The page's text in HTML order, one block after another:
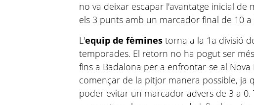
no va deixar escapar l'avantatge inicial de
els 3 punts amb un marcador final de 10 a
L'equip de fèminestorna a la 1a divisió
temporades. El retorn no ha pogut ser
fins a Badalona per a enfrontar-se al Nova
començar de la pitjor manera possible, ja
poder evitar un marcador advers de 3 a